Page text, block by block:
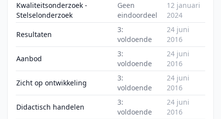
Kwaliteitsonderzoek -
Stelselonderzoek
Geen
eindoordeel
12 januari
2024
Resultaten
3:
voldoende
24 juni
2016
Aanbod
3:
voldoende
24 juni
2016
Zicht op ontwikkeling
3:
voldoende
24 juni
2016
Didactisch handelen
3:
voldoende
24 juni
2016